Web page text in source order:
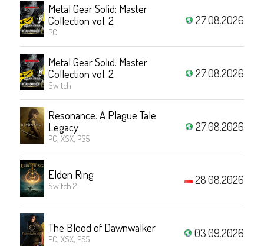
Metal Gear Solid: Master
Collection vol. 2
PC
27.08.2026
Metal Gear Solid: Master
Collection vol. 2
Switch
27.08.2026
Resonance: A Plague Tale
Legacy
PC, XSX, PS5
27.08.2026
Elden Ring
Switch 2 28.08.2026
The Blood of Dawnwalker
PC, XSX, PS5 03.09.2026